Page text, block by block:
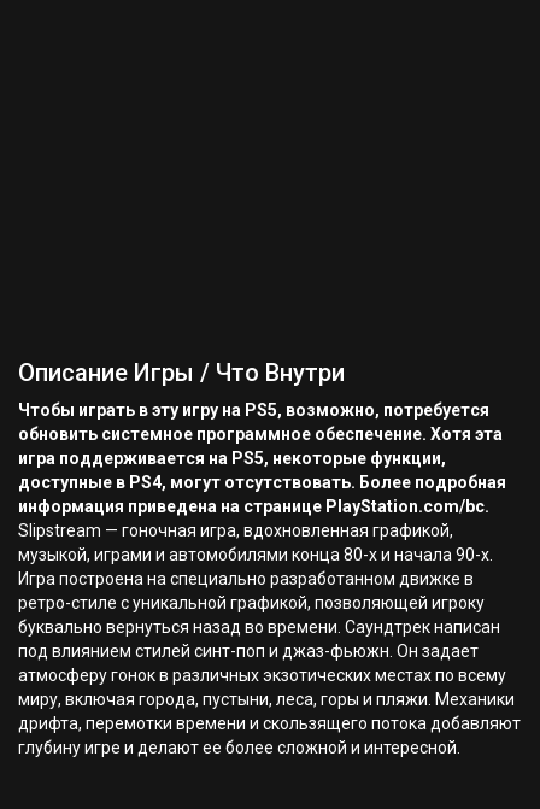
Описание Игры / Что Внутри
Чтобы играть в эту игру на PS5, возможно, потребуется
обновить системное программное обеспечение. Хотя эта
игра поддерживается на PS5, некоторые функции,
доступные в PS4, могут отсутствовать. Более подробная
информация приведена на странице PlayStation.com/bc.
Slipstream — гоночная игра, вдохновленная графикой,
музыкой, играми и автомобилями конца 80-х и начала 90-х.
Игра построена на специально разработанном движке в
ретро-стиле с уникальной графикой, позволяющей игроку
буквально вернуться назад во времени. Саундтрек написан
под влиянием стилей синт-поп и джаз-фьюжн. Он задает
атмосферу гонок в различных экзотических местах по всему
миру, включая города, пустыни, леса, горы и пляжи. Механики
дрифта, перемотки времени и скользящего потока добавляют
глубину игре и делают ее более сложной и интересной.